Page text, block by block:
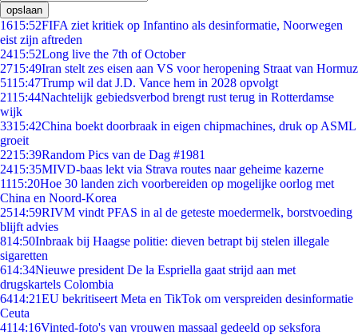
opslaan
1615:52FIFA ziet kritiek op Infantino als desinformatie, Noorwegen
eist zijn aftreden
2415:52Long live the 7th of October
2715:49Iran stelt zes eisen aan VS voor heropening Straat van Hormuz
5115:47Trump wil dat J.D. Vance hem in 2028 opvolgt
2115:44Nachtelijk gebiedsverbod brengt rust terug in Rotterdamse
wijk
3315:42China boekt doorbraak in eigen chipmachines, druk op ASML
groeit
2215:39Random Pics van de Dag #1981
2415:35MIVD-baas lekt via Strava routes naar geheime kazerne
1115:20Hoe 30 landen zich voorbereiden op mogelijke oorlog met
China en Noord-Korea
2514:59RIVM vindt PFAS in al de geteste moedermelk, borstvoeding
blijft advies
814:50Inbraak bij Haagse politie: dieven betrapt bij stelen illegale
sigaretten
614:34Nieuwe president De la Espriella gaat strijd aan met
drugskartels Colombia
6414:21EU bekritiseert Meta en TikTok om verspreiden desinformatie
Ceuta
4114:16Vinted-foto's van vrouwen massaal gedeeld op seksfora